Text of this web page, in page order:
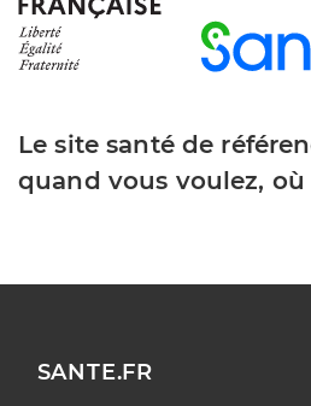
Le site santé de
quand vous voulez,
SANTE.FR